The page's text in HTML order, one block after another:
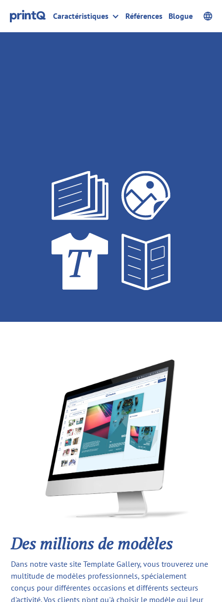
Caractéristiques Références Blogue
Des millions de modèles
Dans notre vaste site Template Gallery, vous trouverez une
multitude de modèles professionnels, spécialement
conçus pour différentes occasions et différents secteurs
d'activité. Vos clients n'ont qu'à choisir le modèle qui leur